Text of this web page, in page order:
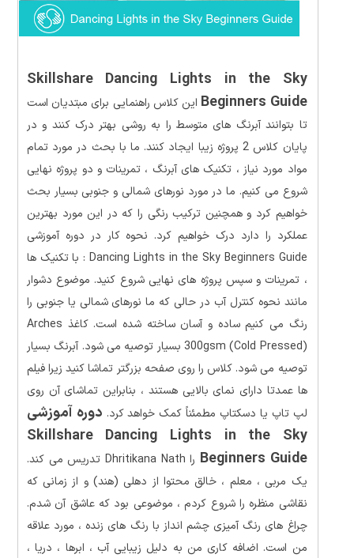
Skillshare Dancing Lights in the Sky
Beginners Guide این کلاس راهنمایی برای مبتدیان است
تا بتوانند آبرنگ های متوسط را به روشی بهتر درک کنند و در
پایان کلاس 2 پروژه زیبا ایجاد کنند. ما با بحث در مورد تمام
مواد مورد نیاز ، تکنیک های آبرنگ ، تمرینات و دو پروژه نهایی
شروع می کنیم. ما در مورد نورهای شمالی و جنوبی بسیار بحث
خواهیم کرد و همچنین ترکیب رنگی را که در این مورد بهترین
عملکرد را دارد درک خواهیم کرد. نحوه کار در دوره آموزشی
Dancing Lights in the Sky Beginners Guide : با تکنیک ها
، تمرینات و سپس پروژه های نهایی شروع کنید. موضوع دشوار
مانند نحوه کنترل آب در حالی که ما نورهای شمالی یا جنوبی را
رنگ می کنیم ساده و آسان ساخته شده است. کاغذ Arches
300gsm (Cold Pressed) بسیار توصیه می شود. آبرنگ بسیار
توصیه می شود. کلاس را روی صفحه بزرگتر تماشا کنید زیرا فیلم
ها عمدتا دارای نمای بالایی هستند ، بنابراین تماشای آن روی
لپ تاپ یا دسکتاپ مطمئناً کمک خواهد کرد. دوره آموزشی
Skillshare Dancing Lights in the Sky
Beginners Guide را Dhritikana Nath تدریس می کند.
یک مربی ، معلم ، خالق محتوا از دهلی (هند) و از زمانی که
نقاشی منظره را شروع کردم ، موضوعی بود که عاشق آن شدم.
چراغ های رنگ آمیزی چشم انداز با رنگ های زنده ، مورد علاقه
من است. اضافه کاری من به دلیل زیبایی آب ، ابرها ، دریا ،